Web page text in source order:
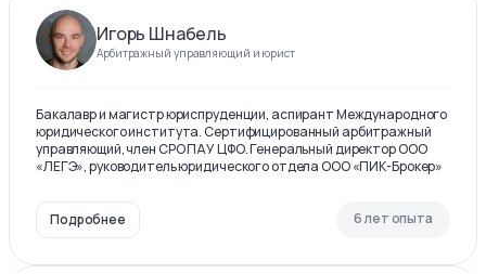
Игорь Шнабель
Арбитражный управляющий и юрист
Бакалавр и магистр юриспруденции, аспирант Международного
юридического института. Сертифицированный арбитражный
управляющий, член СРО ПАУ ЦФО. Генеральный директор ООО
«ЛЕГЭ», руководитель юридического отдела ООО «ПИК-Брокер»
Подробнее 6 лет опыта